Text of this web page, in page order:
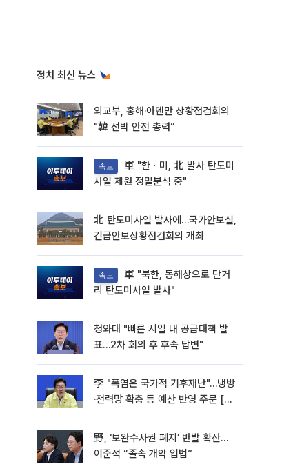
정치 최신 뉴스
외교부, 홍해·아덴만 상황점검회의
"韓 선박 안전 총력“
속보
사일 제원 정밀분석 중"
北 탄도미사일 발사에…국가안보실,
긴급안보상황점검회의 개최
속보
리 탄도미사일 발사"
청와대 "빠른 시일 내 공급대책 발
표…2차 회의 후 후속 답변"
李 "폭염은 국가적 기후재난"…냉방
·전력망 확충 등 예산 반영 주문 [종
野, ‘보완수사권 폐지’ 반발 확산…
이준석 “졸속 개악 입법”